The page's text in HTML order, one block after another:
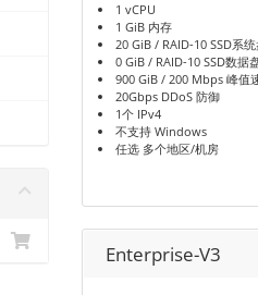
1 vCPU
1 GiB 内存
20 GiB / RAID-10 SSD系统
0 GiB / RAID-10 SSD数据
900 GiB / 200 Mbps 峰值
20Gbps DDoS 防御
1个 IPv4
不支持 Windows
任选 多个地区/机房
Enterprise-V3